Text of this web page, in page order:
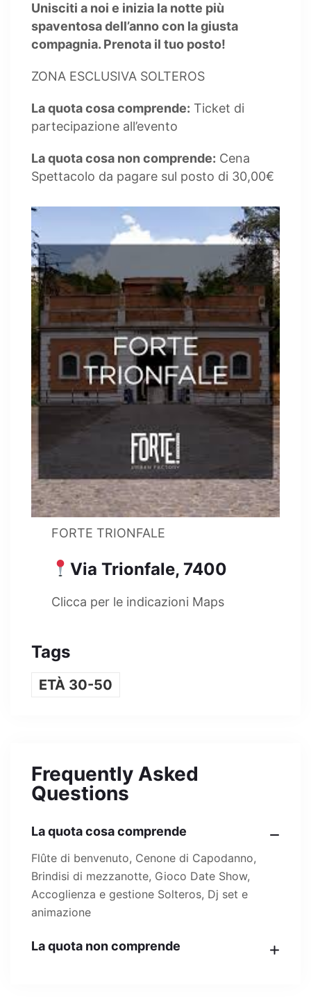
Unisciti a noi e inizia la notte più
spaventosa dell’anno con la giusta
compagnia. Prenota il tuo posto!
ZONA ESCLUSIVA SOLTEROS
La quota cosa comprende: Ticket di
partecipazione all’evento
La quota cosa non comprende: Cena
Spettacolo da pagare sul posto di 30,00€
FORTE TRIONFALE
Via Trionfale, 7400
Clicca per le indicazioni Maps
Tags
ETÀ 30-50
Frequently Asked
Questions
La quota cosa comprende
Flûte di benvenuto, Cenone di Capodanno,
Brindisi di mezzanotte, Gioco Date Show,
Accoglienza e gestione Solteros, Dj set e
animazione
La quota non comprende